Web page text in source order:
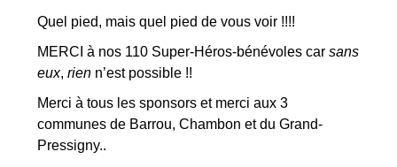
Quel pied, mais quel pied de vous voir !!!!
MERCI à nos 110 Super-Héros-bénévoles car sans
eux, rien n’est possible !!
Merci à tous les sponsors et merci aux 3
communes de Barrou, Chambon et du Grand-
Pressigny..